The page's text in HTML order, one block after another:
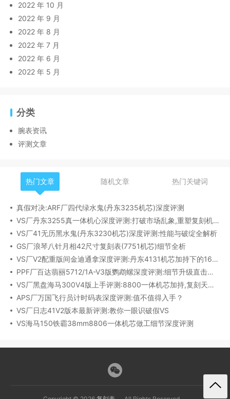
2022 年 10 月
2022 年 9 月
2022 年 8 月
2022 年 7 月
2022 年 6 月
2022 年 5 月
分类
腕表资讯
评测文章
热门文章 随机文章 热门关键词
真假对决:ARF厂四代绿水鬼(丹东3235机芯)深度评测
VS厂丹东3255真一体机心深度评测:打破市场乱象,重塑复刻机芯新标杆​
VS厂41无历黑水鬼(丹东3230机芯)深度评测:性能与破绽全解析
GS厂浪琴八针月相42尺寸复刻表(7751机芯)细节全析
VS厂V2配重版间金迪通拿深度评测:丹东4131机芯加持下的165克精密之作​
PPF厂百达翡丽5712/1A-V3版鹦鹉螺深度评测:细节升级直击正品
VS厂黑盘海马300V4版上手评测:8800一体机芯加持,复刻天花板实至名归?
APS厂万国飞行员计时码表深度评测:值不值得入手？
VS厂日志41V2版本最新评测:教你一眼识破假VS
VS海马150铁霸38mm8806一体机芯做工细节深度评测